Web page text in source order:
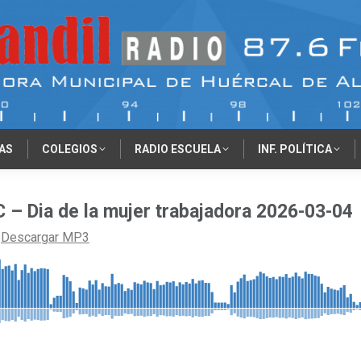
COLEGIOS RADIO ESCUELA INF. POLÍTICA
– Dia de la mujer trabajadora 2026-03-04
Descargar MP3